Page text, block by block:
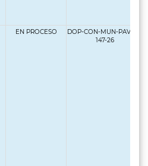
EN PROCESO
DOP-CON-MUN-PAV-LP-
147-26